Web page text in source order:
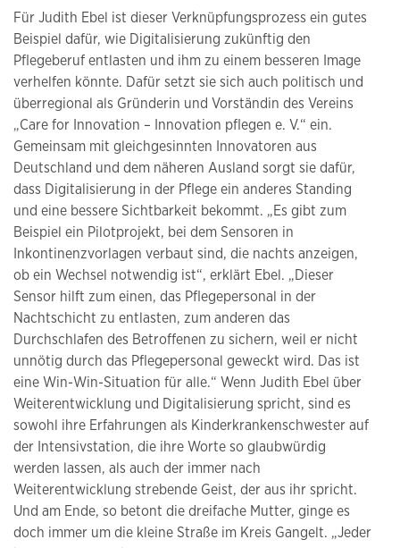
Für Judith Ebel ist dieser Verknüpfungsprozess ein gutes
Beispiel dafür, wie Digitalisierung zukünftig den
Pflegeberuf entlasten und ihm zu einem besseren Image
verhelfen könnte. Dafür setzt sie sich auch politisch und
überregional als Gründerin und Vorständin des Vereins
„Care for Innovation – Innovation pflegen e. V.“ ein.
Gemeinsam mit gleichgesinnten Innovatoren aus
Deutschland und dem näheren Ausland sorgt sie dafür,
dass Digitalisierung in der Pflege ein anderes Standing
und eine bessere Sichtbarkeit bekommt. „Es gibt zum
Beispiel ein Pilotprojekt, bei dem Sensoren in
Inkontinenzvorlagen verbaut sind, die nachts anzeigen,
ob ein Wechsel notwendig ist“, erklärt Ebel. „Dieser
Sensor hilft zum einen, das Pflegepersonal in der
Nachtschicht zu entlasten, zum anderen das
Durchschlafen des Betroffenen zu sichern, weil er nicht
unnötig durch das Pflegepersonal geweckt wird. Das ist
eine Win-Win-Situation für alle.“ Wenn Judith Ebel über
Weiterentwicklung und Digitalisierung spricht, sind es
sowohl ihre Erfahrungen als Kinderkrankenschwester auf
der Intensivstation, die ihre Worte so glaubwürdig
werden lassen, als auch der immer nach
Weiterentwicklung strebende Geist, der aus ihr spricht.
Und am Ende, so betont die dreifache Mutter, ginge es
doch immer um die kleine Straße im Kreis Gangelt. „Jeder